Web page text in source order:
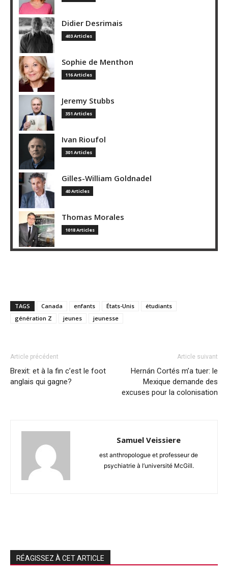
Didier Desrimais
403 Articles
Sophie de Menthon
116 Articles
Jeremy Stubbs
351 Articles
Ivan Rioufol
301 Articles
Gilles-William Goldnadel
40 Articles
Thomas Morales
1018 Articles
TAGS Canada enfants États-Unis
étudiants
génération Z
jeunes jeunesse
Article précédent
Brexit: et à la fin c’est le foot
anglais qui gagne?
Article suivant
Hernán Cortés m’a tuer: le
Mexique demande des
excuses pour la colonisation
Samuel Veissiere
est anthropologue et professeur de
psychiatrie à l’université McGill.
RÉAGISSEZ À CET ARTICLE